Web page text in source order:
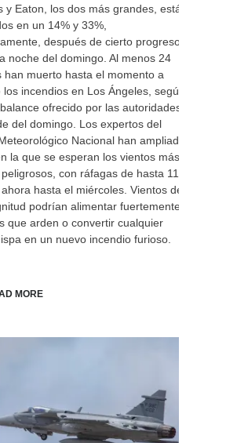
y Eaton, los dos más grandes, están
en un 14% y 33%,
después de cierto progreso
noche del domingo. Al menos 24
han muerto hasta el momento a
incendios en Los Ángeles, según
ofrecido por las autoridades
del domingo. Los expertos del
Nacional han ampliado
la que se esperan los vientos más
con ráfagas de hasta 110
hasta el miércoles. Vientos de
podrían alimentar fuertemente
que arden o convertir cualquier
en un nuevo incendio furioso.
MORE